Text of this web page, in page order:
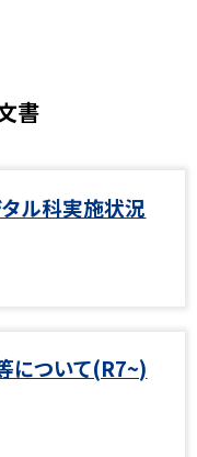
書
ル科実施状況
について(R7~)